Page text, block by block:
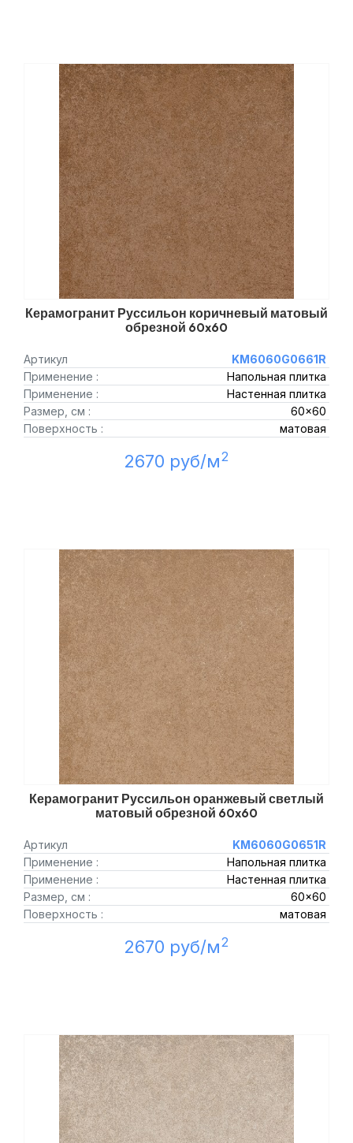
Керамогранит Руссильон коричневый матовый
обрезной 60x60
Артикул
KM6060G0661R
Применение :
Напольная плитка
Применение :
Настенная плитка
Размер, см :
60x60
Поверхность :
матовая
2670 руб/м2
Керамогранит Руссильон оранжевый светлый
матовый обрезной 60x60
Артикул
KM6060G0651R
Применение :
Напольная плитка
Применение :
Настенная плитка
Размер, см :
60x60
Поверхность :
матовая
2670 руб/м2